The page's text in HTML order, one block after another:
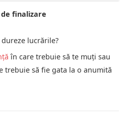
finalizare
lucrările?
în care trebuie să te muți sau
trebuie să fie gata la o anumită